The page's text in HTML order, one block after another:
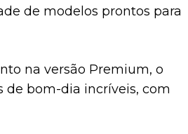
de modelos prontos para
na versão Premium, o
de bom-dia incríveis, com